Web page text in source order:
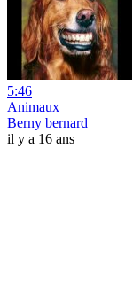
5:46
Animaux
Berny bernard
il y a 16 ans